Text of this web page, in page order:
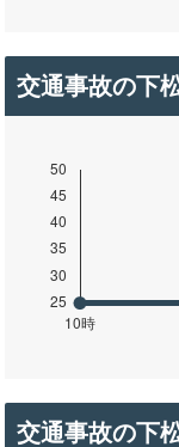
交通事故の下
交通事故の下